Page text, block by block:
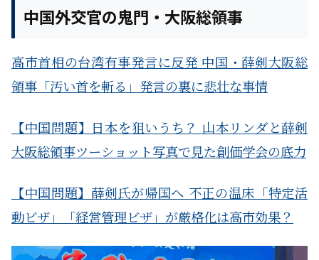
中国外交官の鬼門・大阪総領事
高市首相の台湾有事発言に反発 中国・薛剣大阪総
領事「汚い首を斬る」発言の裏に悲壮な事情
【中国問題】日本を狙いうち？ 山本リンダと薛剣
大阪総領事ツーショット写真で見た創価学会の底力
【中国問題】薛剣氏が帰国へ 不正の温床「特定活
動ビザ」「経営管理ビザ」が厳格化は高市効果？